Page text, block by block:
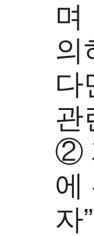
며
의
다
관
②
에
자